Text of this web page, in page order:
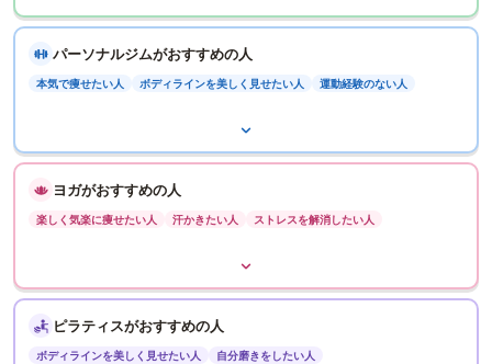
パーソナルジムがおすすめの人
本気で痩せたい人 ボディラインを美しく見せたい人 運動経験のない人
ヨガがおすすめの人
楽しく気楽に痩せたい人 汗かきたい人 ストレスを解消したい人
ピラティスがおすすめの人
ボディラインを美しく見せたい人
自分磨きをしたい人